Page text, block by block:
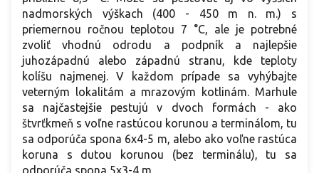
nadmorských výškach (400 - 450 m n. m.) s
priemernou ročnou teplotou 7 °C, ale je potrebné
zvoliť vhodnú odrodu a podpník a najlepšie
juhozápadnú alebo západnú stranu, kde teploty
kolíšu najmenej. V každom prípade sa vyhýbajte
veterným lokalitám a mrazovým kotlinám. Marhule
sa najčastejšie pestujú v dvoch formách - ako
štvrťkmeň s voľne rastúcou korunou a terminálom, tu
sa odporúča spona 6x4-5 m, alebo ako voľne rastúca
koruna s dutou korunou (bez terminálu), tu sa
odporúča spona 5x3-4 m.